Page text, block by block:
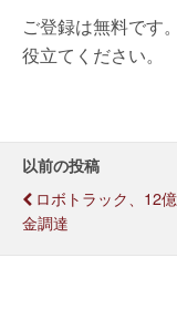
ご登録は無料です
役立てください。
以前の投稿
ロボトラック、12
金調達